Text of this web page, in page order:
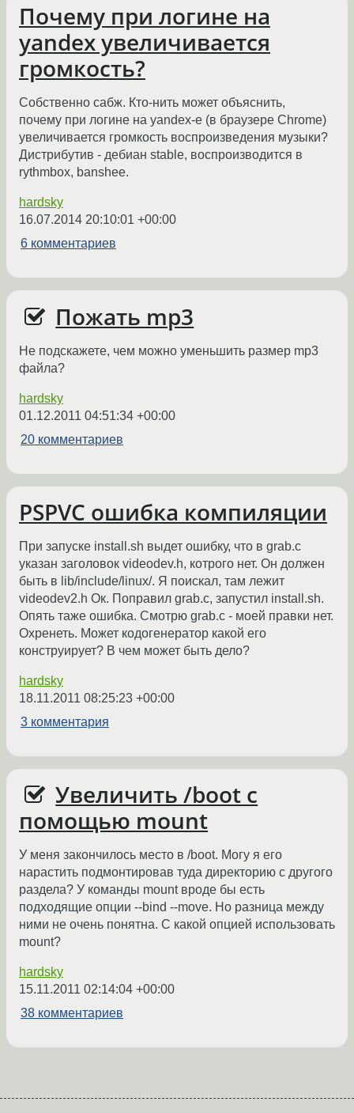
Почему при логине на
yandex увеличивается
громкость?
Собственно сабж. Кто-нить может объяснить,
почему при логине на yandex-e (в браузере Chrome)
увеличивается громкость воспроизведения музыки?
Дистрибутив - дебиан stable, воспроизводится в
rythmbox, banshee.
hardsky
16.07.2014 20:10:01 +00:00
6 комментариев
Пожать mp3
Не подскажете, чем можно уменьшить размер mp3
файла?
hardsky
01.12.2011 04:51:34 +00:00
20 комментариев
PSPVC ошибка компиляции
При запуске install.sh выдет ошибку, что в grab.c
указан заголовок videodev.h, котрого нет. Он должен
быть в lib/include/linux/. Я поискал, там лежит
videodev2.h Ок. Поправил grab.c, запустил install.sh.
Опять таже ошибка. Смотрю grab.c - моей правки нет.
Охренеть. Может кодогенератор какой его
конструирует? В чем может быть дело?
hardsky
18.11.2011 08:25:23 +00:00
3 комментария
Увеличить /boot с
помощью mount
У меня закончилось место в /boot. Могу я его
нарастить подмонтировав туда директорию с другого
раздела? У команды mount вроде бы есть
подходящие опции --bind --move. Но разница между
ними не очень понятна. С какой опцией использовать
mount?
hardsky
15.11.2011 02:14:04 +00:00
38 комментариев